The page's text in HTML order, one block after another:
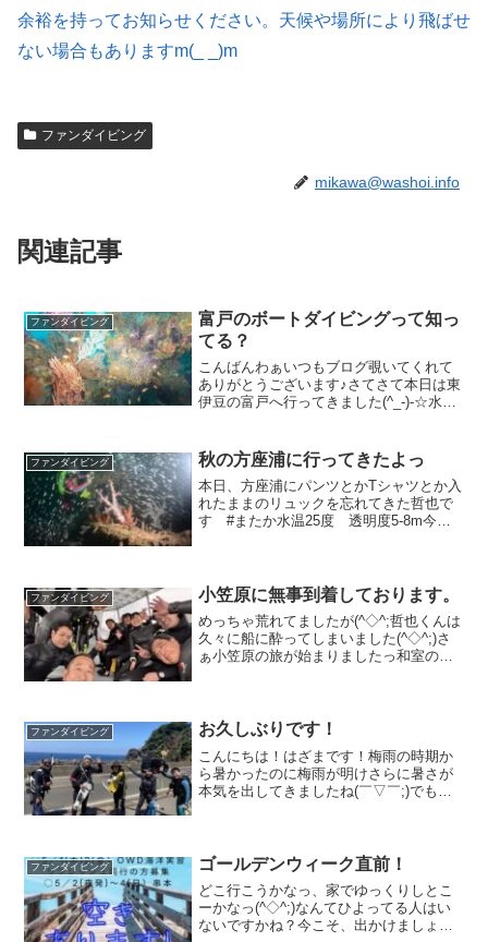
余裕を持ってお知らせください。天候や場所により飛ばせ
ない場合もありますm(_ _)m
ファンダイビング
mikawa@washoi.info
関連記事
ファンダイビング
富戸のボートダイビングって知っ
てる？
こんばんわぁいつもブログ覗いてくれて
ありがとうございます♪さてさて本日は東
伊豆の富戸へ行ってきました(^_-)-☆水
と寒い人はフードやビーニー、ダイバー
ズキャップ、フ...
ファンダイビング 秋の方座浦に行ってきたよっ
本日、方座浦にパンツとかTシャツとか入
れたままのリュックを忘れてきた哲也で
す #またか水温25度 透明度5-8m今日
インナー類は...
ファンダイビング 小笠原に無事到着しております。
めっちゃ荒れてましたが(^◇^;哲也くんは
久々に船に酔ってしまいました(^◇^;)さ
ぁ小笠原の旅が始まりましたっ和室のご
20度 気...
ファンダイビング お久しぶりです！
こんにちは！はざまです！梅雨の時期か
ら暑かったのに梅雨が明けさらに暑さが
本気を出してきましたね(￣▽￣;)でもで
しみましょう...
ファンダイビング ゴールデンウィーク直前！
どこ行こうかなっ、家でゆっくりしとこ
ーかなっ(^◇^;)なんてひよってる人はい
ないですかね？今こそ、出かけましょう♪